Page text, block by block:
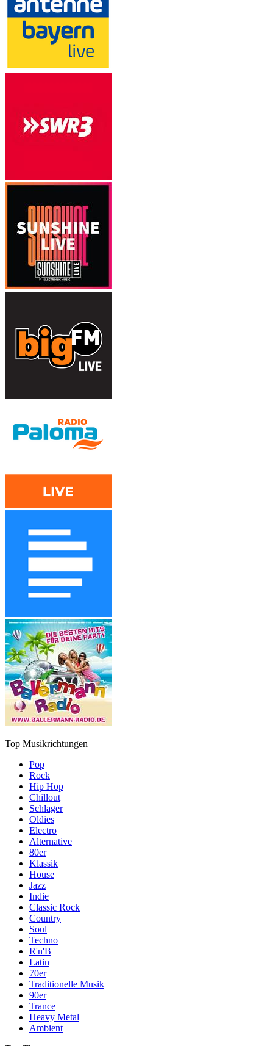
Top Musikrichtungen
Pop
Rock
Hip Hop
Chillout
Schlager
Oldies
Electro
Alternative
80er
Klassik
House
Jazz
Indie
Classic Rock
Country
Soul
Techno
R'n'B
Latin
70er
Traditionelle Musik
90er
Trance
Heavy Metal
Ambient